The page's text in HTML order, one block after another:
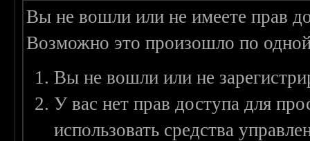
Вы не вошли или не имеете прав
Возможно это произошло по
Вы не вошли или не
У вас нет прав доступа для
использовать средства